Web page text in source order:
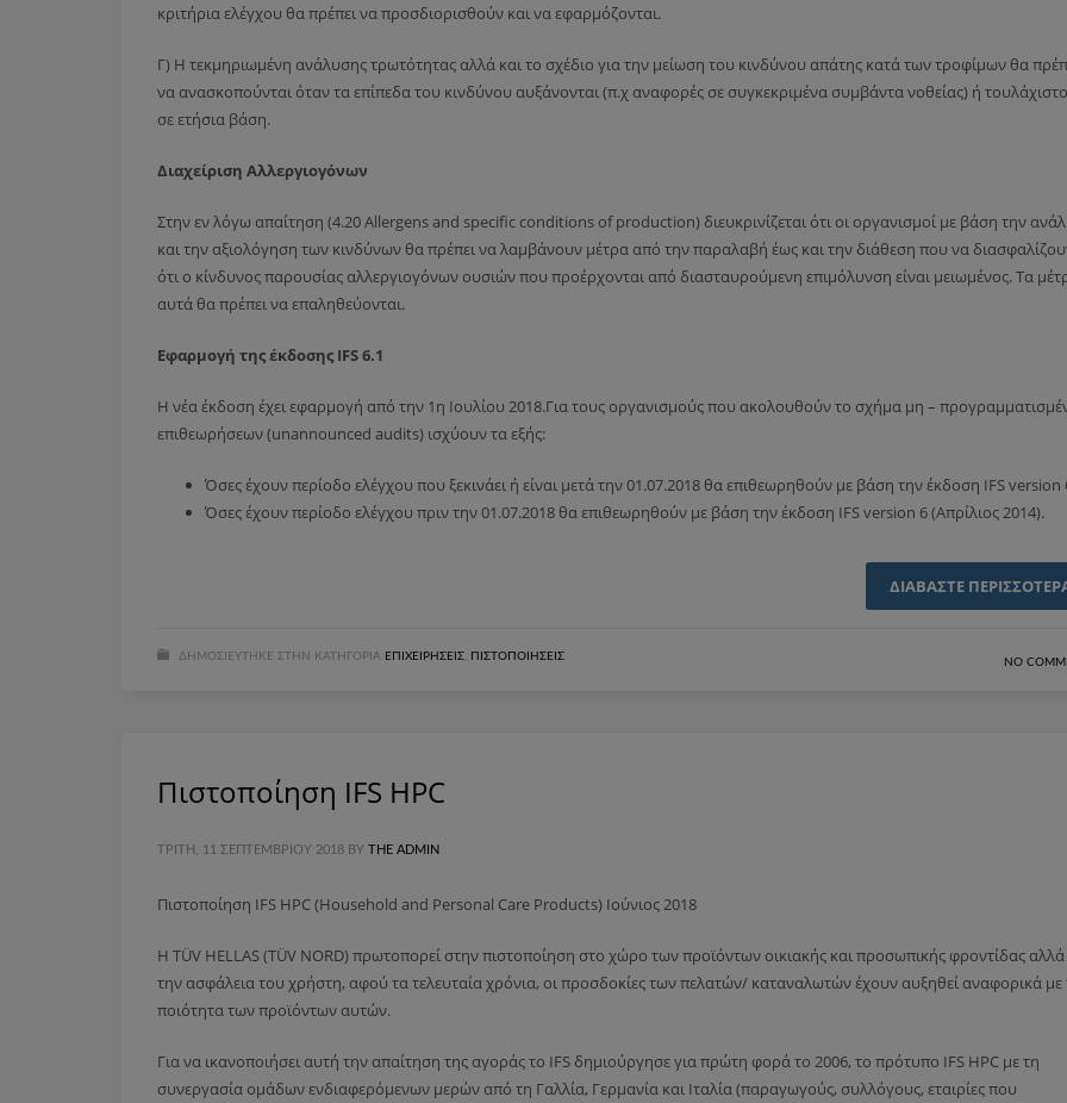
κριτήρια ελέγχου θα πρέπει να προσδιορισθούν και να εφαρμόζονται.
Γ) Η τεκμηριωμένη ανάλυσης τρωτότητας αλλά και το σχέδιο για την μείωση του κινδύνου απάτης κατά των τροφίμων θα
να ανασκοπούνται όταν τα επίπεδα του κινδύνου αυξάνονται (π.χ αναφορές σε συγκεκριμένα συμβάντα νοθείας) ή
σε ετήσια βάση.
Διαχείριση Αλλεργιογόνων
Στην εν λόγω απαίτηση (4.20 Allergens and specific conditions of production) διευκρινίζεται ότι οι οργανισμοί με βάση την
και την αξιολόγηση των κινδύνων θα πρέπει να λαμβάνουν μέτρα από την παραλαβή έως και την διάθεση που να
ότι ο κίνδυνος παρουσίας αλλεργιογόνων ουσιών που προέρχονται από διασταυρούμενη επιμόλυνση είναι μειωμένος. Τα
αυτά θα πρέπει να επαληθεύονται.
Εφαρμογή της έκδοσης IFS 6.1
Η νέα έκδοση έχει εφαρμογή από την 1η Ιουλίου 2018.Για τους οργανισμούς που ακολουθούν το σχήμα μη –
επιθεωρήσεων (unannounced audits) ισχύουν τα εξής:
Όσες έχουν περίοδο ελέγχου που ξεκινάει ή είναι μετά την 01.07.2018 θα επιθεωρηθούν με βάση την έκδοση IFS version
Όσες έχουν περίοδο ελέγχου πριν την 01.07.2018 θα επιθεωρηθούν με βάση την έκδοση IFS version 6 (Απρίλιος 2014).
ΔΙΑΒΆΣΤΕ
ΔΗΜΟΣΙΕΎΤΗΚΕ ΣΤΗΝ ΚΑΤΗΓΟΡΊΑ ΕΠΙΧΕΙΡΉΣΕΙΣ ΠΙΣΤΟΠΟΙΉΣΕΙΣ NO
Πιστοποίηση IFS HPC
ΤΡΊΤΗ, 11 ΣΕΠΤΕΜΒΡΊΟΥ 2018 BY THE ADMIN
Πιστοποίηση IFS HPC (Household and Personal Care Products) Ιούνιος 2018
Η TÜV HELLAS (TÜV NORD) πρωτοπορεί στην πιστοποίηση στο χώρο των προϊόντων οικιακής και προσωπικής φροντίδας αλλά
την ασφάλεια του χρήστη, αφού τα τελευταία χρόνια, οι προσδοκίες των πελατών/ καταναλωτών έχουν αυξηθεί αναφορικά με
ποιότητα των προϊόντων αυτών.
Για να ικανοποιήσει αυτή την απαίτηση της αγοράς το IFS δημιούργησε για πρώτη φορά το 2006, το πρότυπο IFS HPC με τη
συνεργασία ομάδων ενδιαφερόμενων μερών από τη Γαλλία, Γερμανία και Ιταλία (παραγωγούς, συλλόγους, εταιρίες που